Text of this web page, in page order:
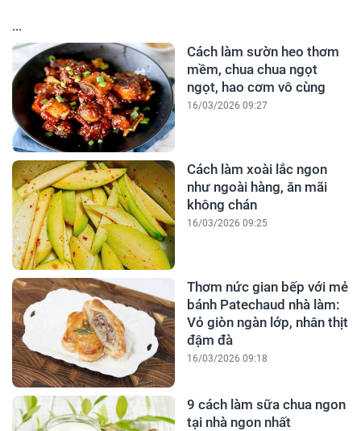
...
Cách làm sườn heo thơm
mềm, chua chua ngọt
ngọt, hao cơm vô cùng
16/03/2026 09:27
Cách làm xoài lắc ngon
như ngoài hàng, ăn mãi
không chán
16/03/2026 09:25
Thơm nức gian bếp với mẻ
bánh Patechaud nhà làm:
Vỏ giòn ngàn lớp, nhân thịt
đậm đà
16/03/2026 09:18
9 cách làm sữa chua ngon
tại nhà ngon nhất